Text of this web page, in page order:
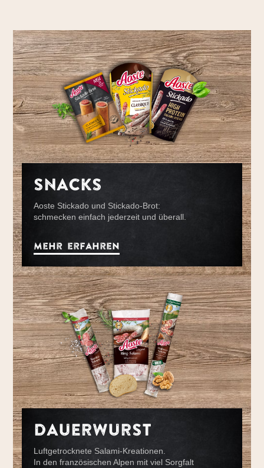
SNACKS
Aoste Stickado und Stickado-Brot:
schmecken einfach jederzeit und überall.
Mehr erfahren
DAUERWURST
Luftgetrocknete Salami-Kreationen.
In den französischen Alpen mit viel Sorgfalt